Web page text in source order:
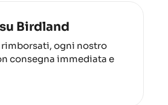
Birdland
ogni nostro
consegna immediata e